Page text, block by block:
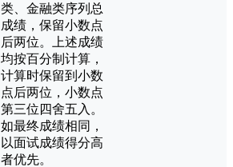
类、金融类序列总
成绩，保留小数点
后两位。上述成绩
均按百分制计算，
计算时保留到小数
点后两位，小数点
第三位四舍五入。
如最终成绩相同，
以面试成绩得分高
者优先。